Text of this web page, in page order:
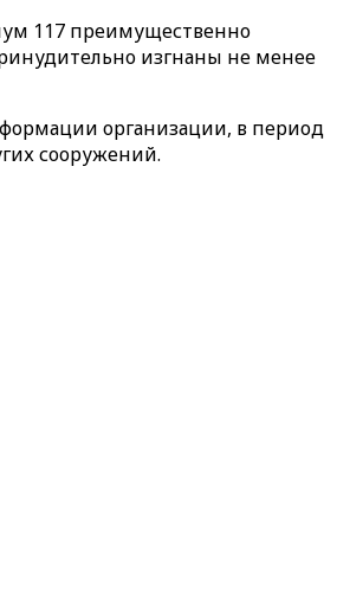
117 преимущественно
изгнаны не менее
организации, в период
сооружений.